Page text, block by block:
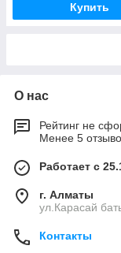
Купить
О нас
Рейтинг не
Менее 5
Работает с
г. Алматы
ул.Карасай
Контакты